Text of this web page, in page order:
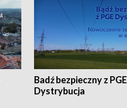
Badź bezpieczny z PGE
Dystrybucja